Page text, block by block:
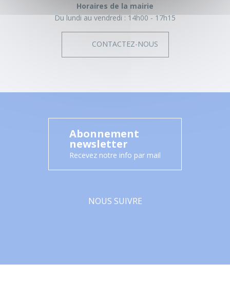
Horaires de la mairie
Du lundi au vendredi : 14h00 - 17h15
CONTACTEZ-NOUS
Abonnement
newsletter
Recevez notre info par mail
NOUS SUIVRE